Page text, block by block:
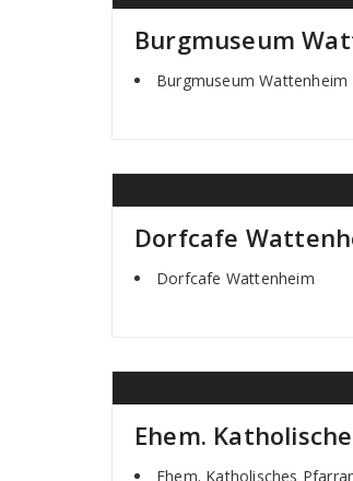
Burgmuseum
Burgmuseum Wattenheim
Dorfcafe
Dorfcafe Wattenheim
Ehem.
Ehem. Katholisches